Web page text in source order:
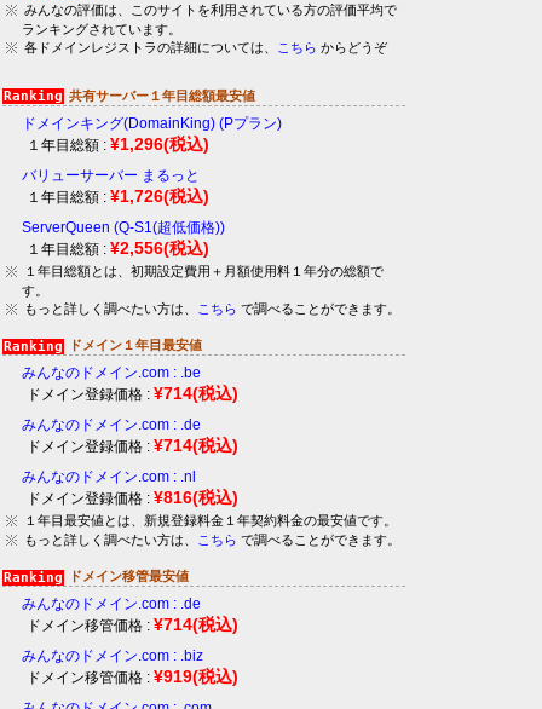
みんなの評価は、このサイトを利用されている方の評価平均で
ランキングされています。
各ドメインレジストラの詳細については、
こちら からどうぞ
共有サーバー１年目総額最安値
ドメインキング(DomainKing) (Pプラン)
１年目総額 : ¥1,296(税込)
バリューサーバー まるっと
１年目総額 : ¥1,726(税込)
ServerQueen (Q-S1(超低価格))
１年目総額 : ¥2,556(税込)
１年目総額とは、初期設定費用＋月額使用料１年分の総額で
す。
もっと詳しく調べたい方は、
こちら で調べることができます。
ドメイン１年目最安値
みんなのドメイン.com : .be
ドメイン登録価格 : ¥714(税込)
みんなのドメイン.com : .de
ドメイン登録価格 : ¥714(税込)
みんなのドメイン.com : .nl
ドメイン登録価格 : ¥816(税込)
１年目最安値とは、新規登録料金１年契約料金の最安値です。
もっと詳しく調べたい方は、
こちら で調べることができます。
ドメイン移管最安値
みんなのドメイン.com : .de
ドメイン移管価格 : ¥714(税込)
みんなのドメイン.com : .biz
ドメイン移管価格 : ¥919(税込)